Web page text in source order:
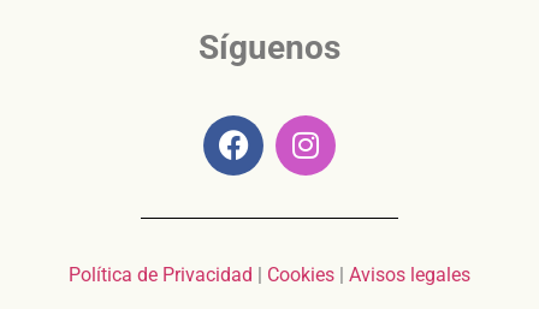
Síguenos
Política de Privacidad | Cookies | Avisos legales